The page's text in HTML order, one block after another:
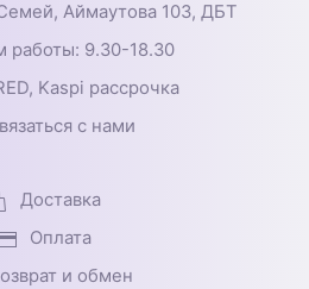
Аймаутова 103, ДБТ
работы: 9.30-18.30
Kaspi рассрочка
с нами
Доставка
Оплата
и обмен